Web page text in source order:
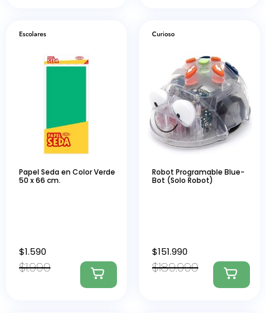
Escolares
Papel Seda en Color Verde
50 x 66 cm.
$1.990
$1.590
Curioso
Robot Programable Blue-
Bot (Solo Robot)
$189.990
$151.990